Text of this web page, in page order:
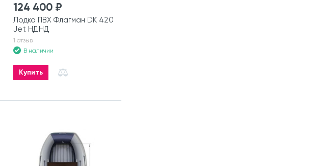
124 400 ₽
Лодка ПВХ Флагман DK 420
Jet НДНД
1 отзыв
В наличии
Купить